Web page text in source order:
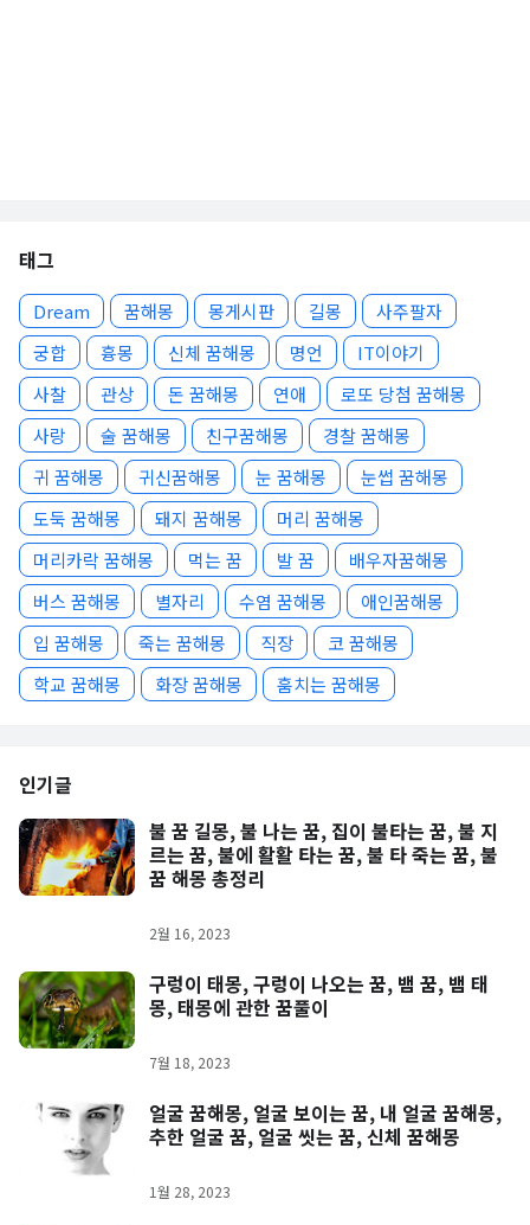
태그
Dream 꿈해몽 몽게시판 길몽
사주팔자
궁합
흉몽 신체 꿈해몽 명언
IT이야기
사찰
관상 돈 꿈해몽 연애
로또 당첨 꿈해몽
사랑
술 꿈해몽 친구꿈해몽
경찰 꿈해몽
귀 꿈해몽
귀신꿈해몽 눈 꿈해몽
눈썹 꿈해몽
도둑 꿈해몽
돼지 꿈해몽
머리 꿈해몽
머리카락 꿈해몽
먹는 꿈 발 꿈
배우자꿈해몽
버스 꿈해몽
별자리 수염 꿈해몽
애인꿈해몽
입 꿈해몽
죽는 꿈해몽 직장
코 꿈해몽
학교 꿈해몽
화장 꿈해몽 훔치는 꿈해몽
인기글
불 꿈 길몽, 불 나는 꿈, 집이 불타는 꿈, 불 지
르는 꿈, 불에 활활 타는 꿈, 불 타 죽는 꿈, 불
꿈 해몽 총정리
2월 16, 2023
구렁이 태몽, 구렁이 나오는 꿈, 뱀 꿈, 뱀 태
몽, 태몽에 관한 꿈풀이
7월 18, 2023
얼굴 꿈해몽, 얼굴 보이는 꿈, 내 얼굴 꿈해몽,
추한 얼굴 꿈, 얼굴 씻는 꿈, 신체 꿈해몽
1월 28, 2023